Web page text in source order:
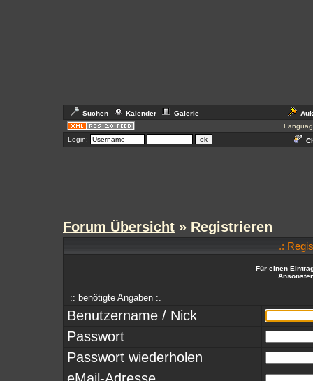
Suchen Kalender Galerie
Login:
Forum Übersicht » Registrieren
.:
Für einen
:: benötigte Angaben :.
Benutzername / Nick
Passwort
Passwort wiederholen